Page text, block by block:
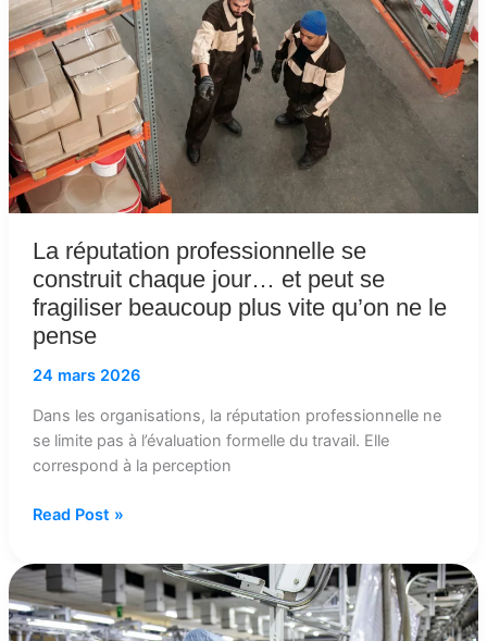
La réputation professionnelle se
construit chaque jour… et peut se
fragiliser beaucoup plus vite qu’on ne le
pense
24 mars 2026
Dans les organisations, la réputation professionnelle ne
se limite pas à l’évaluation formelle du travail. Elle
correspond à la perception
construit
chaque
jour…
et
peut
se
fragiliser
beaucoup
plus
qu’on
ne
le
pense
Read Post »
Quand
l’engagement
professionnel